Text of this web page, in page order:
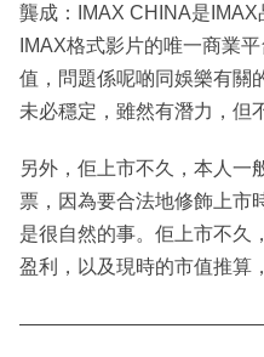
龔成：IMAX CHINA是
IMAX格式影片的唯一商業
值，問題係呢啲同娛樂有關
未必穩定，雖然有潛力，但
另外，佢上市不久，本人一
票，因為要合法地修飾上市
是很自然的事。佢上市不久
盈利，以及現時的市值推算